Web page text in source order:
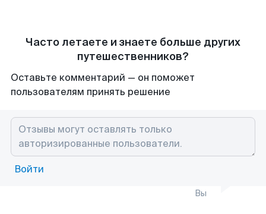
Часто летаете и знаете больше других
путешественников?
Оставьте комментарий — он поможет
пользователям принять решение
Войти
Вы